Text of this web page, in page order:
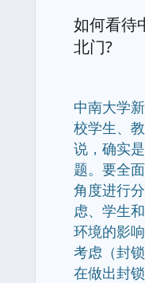
如何看待
北门?
中南大学
校学生、
说，确实
题。要全
角度进行
虑、学生
环境的影
考虑（封
在做出封